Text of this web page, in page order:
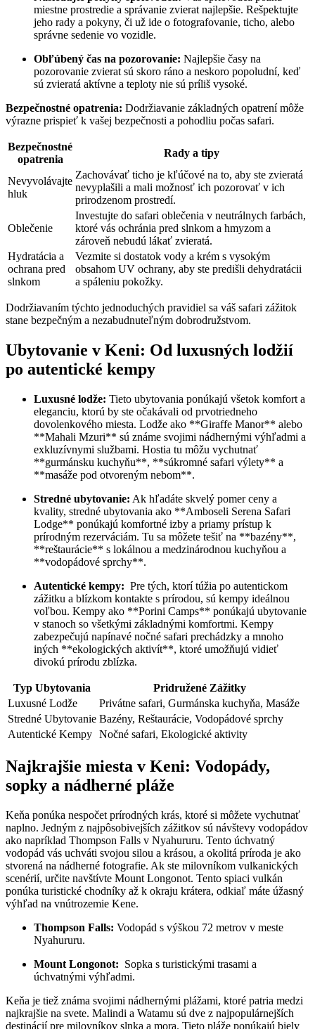
miestne​ prostredie​ a správanie zvierat najlepšie. Rešpektujte
⁣jeho rady a pokyny, či už ⁤ide o fotografovanie,‍ ticho,‍ alebo
správne sedenie vo vozidle.
Obľúbený ⁣čas na⁤ pozorovanie: Najlepšie‌ časy na
pozorovanie zvierat sú skoro ráno a neskoro popoludní,⁣ keď
sú zvieratá⁣ aktívne ‍a teploty ⁣nie sú príliš vysoké.
Bezpečnostné opatrenia: ⁤Dodržiavanie základných opatrení môže
výrazne ‌prispieť k vašej bezpečnosti a pohodliu počas safari.
Bezpečnostné
opatrenia
Rady ​a tipy
Nevyvolávajte
hluk
Zachovávať ticho je⁢ kľúčové⁤ na to, aby‌ ste zvieratá
nevyplašili a mali možnosť ich pozorovať v ich
⁢prirodzenom prostredí.
Oblečenie
Investujte do safari oblečenia v neutrálnych ⁣farbách,​
ktoré vás ochránia pred slnkom a hmyzom ⁣a
zároveň ‌nebudú lákať zvieratá.
Hydratácia a
ochrana pred
slnkom
Vezmite si dostatok vody a krém s ​vysokým
obsahom UV ochrany, aby ste predišli dehydratácii
a spáleniu pokožky.
Dodržiavaním týchto jednoduchých pravidiel sa váš ‍safari zážitok
‌stane bezpečným a nezabudnuteľným​ dobrodružstvom.
Ubytovanie v Keni: Od luxusných lodžií
po autentické kempy
Luxusné lodže: ‍Tieto ubytovania ⁤ponúkajú všetok komfort a
eleganciu, ktorú by ste očakávali od prvotriedneho
dovolenkového miesta. Lodže ako **Giraffe Manor** alebo
**Mahali ⁤Mzuri** sú známe svojimi nádhernými výhľadmi a
exkluzívnymi službami. ⁣Hostia tu môžu vychutnať
‍**gurmánsku⁢ kuchyňu**, **súkromné safari výlety** a
**masáže pod otvoreným nebom**.
Stredné ubytovanie: Ak hľadáte skvelý ⁣pomer ceny a
kvality, ⁤stredné‍ ubytovania ako⁤ **Amboseli Serena Safari
Lodge** ponúkajú komfortné izby⁣ a priamy prístup k
prírodným rezerváciám. Tu sa môžete ‌tešiť ‌na **bazény**,
**reštaurácie** s lokálnou a medzinárodnou kuchyňou a
**vodopádové sprchy**.
Autentické kempy: ‌ Pre tých, ‌ktorí túžia po autentickom
⁤zážitku a‍ blízkom⁤ kontakte s ⁤prírodou, sú kempy ‍ideálnou
voľbou.⁣ Kempy ako **Porini Camps** ​ponúkajú ​ubytovanie
v stanoch so všetkými základnými komfortmi. Kempy‌
zabezpečujú napínavé nočné⁣ safari prechádzky a mnoho‍
iných **ekologických aktivít**, ktoré umožňujú vidieť
divokú prírodu zblízka.
Typ Ubytovania
Pridružené Zážitky
Luxusné Lodže
Privátne safari, Gurmánska⁢ kuchyňa, Masáže
Stredné Ubytovanie Bazény,⁢ Reštaurácie, Vodopádové sprchy
Autentické Kempy Nočné safari, Ekologické aktivity
Najkrajšie miesta v⁢ Keni: Vodopády,‌
sopky a nádherné pláže
Keňa ponúka nespočet prírodných krás, ktoré‍ si môžete vychutnať ​
naplno. Jedným ⁤z najpôsobivejších zážitkov sú návštevy vodopádov
⁢ako napríklad Thompson ‍Falls v⁤ Nyahururu. Tento úchvatný
vodopád vás⁢ uchváti svojou⁤ silou a krásou, a⁣ okolitá príroda je ako
stvorená ⁤na nádherné fotografie. Ak ste milovníkom vulkanických
scenérií,⁣ určite navštívte Mount ​Longonot. Tento spiaci vulkán
ponúka turistické chodníky až k ‌okraju​ krátera, odkiaľ máte úžasný
výhľad ⁢na vnútrozemie Kene.
Thompson Falls: ​Vodopád‌ s⁢ výškou 72 ⁣metrov v meste⁢
Nyahururu.
Mount Longonot: ‍ Sopka s⁣ turistickými‍ trasami a
úchvatnými výhľadmi.
Keňa ⁢je tiež známa svojimi nádhernými plážami, ktoré patria ⁣medzi
najkrajšie na ‌svete. Malindi a Watamu sú dve‌ z najpopulárnejších
destinácií pre milovníkov slnka​ a mora. Tieto pláže ponúkajú biely